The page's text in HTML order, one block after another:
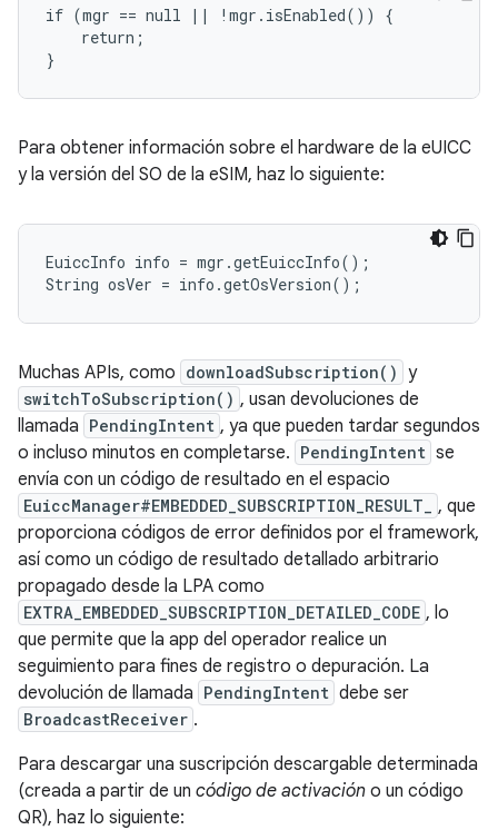
if (mgr == null || !mgr.isEnabled()) {
    return;
Para obtener información sobre el hardware de la eUICC
y la versión del SO de la eSIM, haz lo siguiente:
EuiccInfo info = mgr.getEuiccInfo();
Muchas APIs, como downloadSubscription() y
switchToSubscription() , usan devoluciones de
llamada PendingIntent , ya que pueden tardar segundos
o incluso minutos en completarse. PendingIntent se
envía con un código de resultado en el espacio
EuiccManager#EMBEDDED_SUBSCRIPTION_RESULT_
, que
proporciona códigos de error definidos por el framework,
así como un código de resultado detallado arbitrario
propagado desde la LPA como
EXTRA_EMBEDDED_SUBSCRIPTION_DETAILED_CODE , lo
que permite que la app del operador realice un
seguimiento para fines de registro o depuración. La
devolución de llamada PendingIntent debe ser
BroadcastReceiver .
Para descargar una suscripción descargable determinada
(creada a partir de un código de activación o un código
QR), haz lo siguiente: